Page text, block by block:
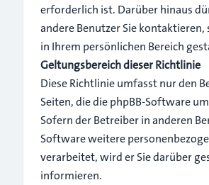
erforderlich ist. Darüber hinaus
andere Benutzer Sie kontaktieren,
in Ihrem persönlichen Bereich
Geltungsbereich dieser Richtlinie
Diese Richtlinie umfasst nur den
Seiten, die die phpBB-Software
Sofern der Betreiber in anderen
Software weitere
verarbeitet, wird er Sie darüber
informieren.